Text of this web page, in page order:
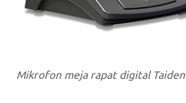
Mikrofon meja rapat digital Taiden